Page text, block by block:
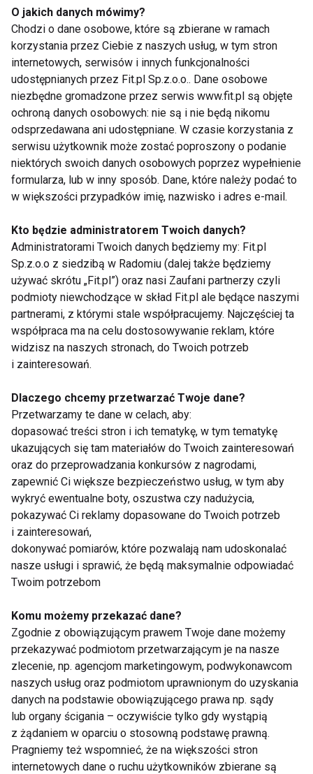
Ewa Minge dzieli się
tajemnicą swojej
sylwetki po
pięćdziesiątce: dieta,
trening i walka ze
słodyczami
Jason Statham -
trening i dieta dają
sukces
Sonia Bohosiewcz
uwierzyła w zasady
zdrowego odżywiania
Jennifer Lopez
odchudza się dla
fanów
Pokaż więcej
Modelka
Klaudia Winiarska -
zawód modelki
wymaga wielu
wyrzeczeń
3000 zawodników
ekstremalnej trasie
Runmageddonu
Runmageddon Classic
już w sobotę! Z tej
okazji mamy dla Was
mini KONKURS
Aleksandra Szczęsna
- trening na CrossCore
daje w kość
O jakich danych mówimy?
Chodzi o dane osobowe, które są zbierane w ramach
korzystania przez Ciebie z naszych usług, w tym stron
internetowych, serwisów i innych funkcjonalności
udostępnianych przez Fit.pl Sp.z.o.o.. Dane osobowe
niezbędne gromadzone przez serwis www.fit.pl są objęte
ochroną danych osobowych: nie są i nie będą nikomu
odsprzedawana ani udostępniane. W czasie korzystania z
serwisu użytkownik może zostać poproszony o podanie
niektórych swoich danych osobowych poprzez wypełnienie
formularza, lub w inny sposób. Dane, które należy podać to
w większości przypadków imię, nazwisko i adres e-mail.
Kto będzie administratorem Twoich danych?
Administratorami Twoich danych będziemy my: Fit.pl
Sp.z.o.o z siedzibą w Radomiu (dalej także będziemy
używać skrótu „Fit.pl”) oraz nasi Zaufani partnerzy czyli
podmioty niewchodzące w skład Fit.pl ale będące naszymi
partnerami, z którymi stale współpracujemy. Najczęściej ta
współpraca ma na celu dostosowywanie reklam, które
widzisz na naszych stronach, do Twoich potrzeb
i zainteresowań.
Dlaczego chcemy przetwarzać Twoje dane?
Przetwarzamy te dane w celach, aby:
dopasować treści stron i ich tematykę, w tym tematykę
ukazujących się tam materiałów do Twoich zainteresowań
oraz do przeprowadzania konkursów z nagrodami,
zapewnić Ci większe bezpieczeństwo usług, w tym aby
wykryć ewentualne boty, oszustwa czy nadużycia,
pokazywać Ci reklamy dopasowane do Twoich potrzeb
i zainteresowań,
dokonywać pomiarów, które pozwalają nam udoskonalać
nasze usługi i sprawić, że będą maksymalnie odpowiadać
Twoim potrzebom
Komu możemy przekazać dane?
Zgodnie z obowiązującym prawem Twoje dane możemy
przekazywać podmiotom przetwarzającym je na nasze
zlecenie, np. agencjom marketingowym, podwykonawcom
naszych usług oraz podmiotom uprawnionym do uzyskania
danych na podstawie obowiązującego prawa np. sądy
lub organy ścigania – oczywiście tylko gdy wystąpią
z żądaniem w oparciu o stosowną podstawę prawną.
Pragniemy też wspomnieć, że na większości stron
internetowych dane o ruchu użytkowników zbierane są